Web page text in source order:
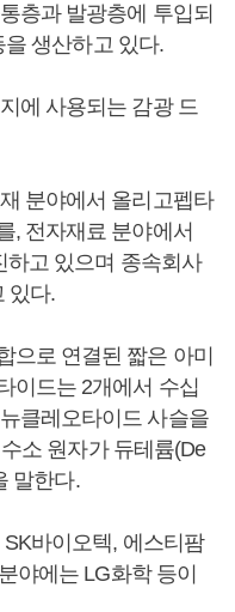
층과 발광층에 투입되
을 생산하고 있다.
에 사용되는 감광 드
분야에서 올리고펩타
, 전자재료 분야에서
하고 있으며 종속회사
있다.
으로 연결된 짧은 아미
이드는 2개에서 수십
클레오타이드 사슬을
소 원자가 듀테륨(De
말한다.
바이오텍, 에스티팜
야에는 LG화학 등이